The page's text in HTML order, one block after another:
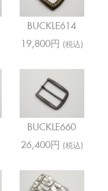
BUCKLE614
19,800円 (税込)
BUCKLE660
26,400円 (税込)